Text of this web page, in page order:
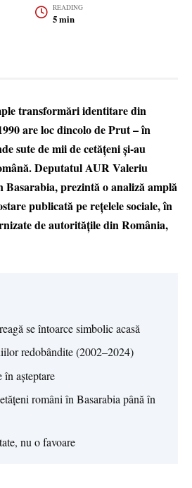
READING
5 min
transformări identitare din
are loc dincolo de Prut – în
sute de mii de cetățeni și-au
Deputatul AUR Valeriu
prezintă o analiză amplă
publicată pe rețelele sociale, în
de autoritățile din România,
se întoarce simbolic acasă
redobândite (2002–2024)
în așteptare
români în Basarabia până în
nu o favoare